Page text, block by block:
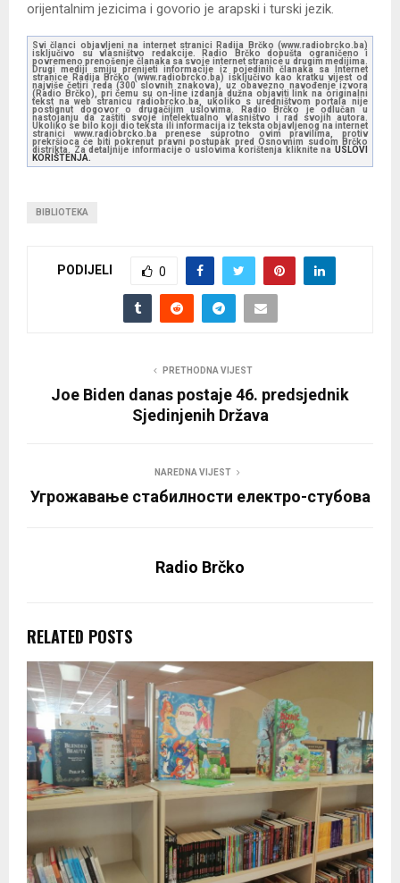
orijentalnim jezicima i govorio je arapski i turski jezik.
Svi članci objavljeni na internet stranici Radija Brčko (www.radiobrcko.ba)
isključivo su vlasništvo redakcije. Radio Brčko dopušta ograničeno i
povremeno prenošenje članaka sa svoje internet stranice u drugim medijima.
Drugi mediji smiju prenijeti informacije iz pojedinih članaka sa Internet
stranice Radija Brčko (www.radiobrcko.ba) isključivo kao kratku vijest od
najviše četiri reda (300 slovnih znakova), uz obavezno navođenje izvora
(Radio Brčko), pri čemu su on-line izdanja dužna objaviti link na originalni
tekst na web stranicu radiobrcko.ba, ukoliko s uredništvom portala nije
postignut dogovor o drugačijim uslovima. Radio Brčko je odlučan u
nastojanju da zaštiti svoje intelektualno vlasništvo i rad svojih autora.
Ukoliko se bilo koji dio teksta ili informacija iz teksta objavljenog na internet
stranici www.radiobrcko.ba prenese suprotno ovim pravilima, protiv
prekršioca će biti pokrenut pravni postupak pred Osnovnim sudom Brčko
distrikta. Za detaljnije informacije o uslovima korištenja kliknite na USLOVI
KORIŠTENJA.
BIBLIOTEKA
PODIJELI 0
PRETHODNA VIJEST
Joe Biden danas postaje 46. predsjednik
Sjedinjenih Država
NAREDNA VIJEST
Угрожавање стабилности електро-стубова
Radio Brčko
RELATED POSTS